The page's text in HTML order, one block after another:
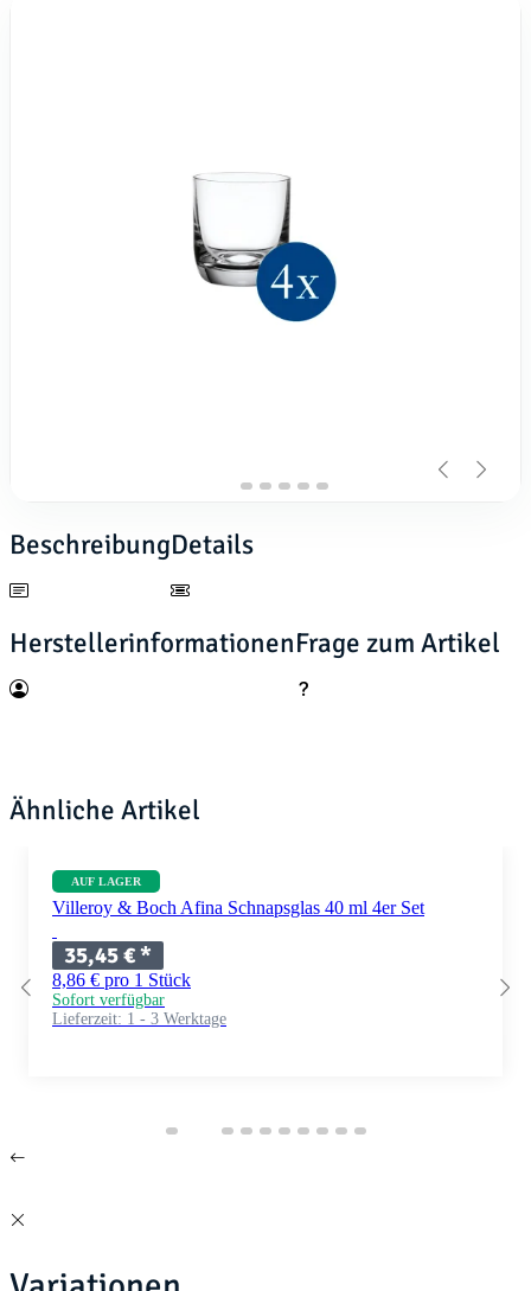
BeschreibungDetails
HerstellerinformationenFrage zum Artikel
Ähnliche Artikel
AUF LAGER
Villeroy & Boch Afina Schnapsglas 40 ml 4er Set
35,45 €*
8,86 € pro 1 Stück
Sofort verfügbar
Lieferzeit: 1 - 3 Werktage